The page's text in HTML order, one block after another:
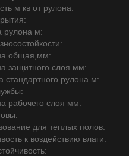
м кв от рулона:
рулона м:
общая,мм:
защитного слоя мм:
стандартного рулона м:
рабочего слоя мм:
для теплых полов:
к воздействию влаги: